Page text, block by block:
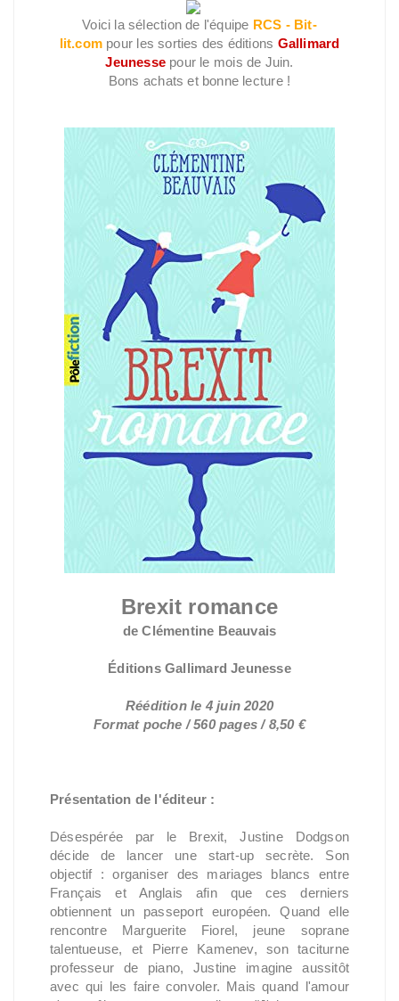
Voici la sélection de l'équipe RCS - Bit-
lit.com pour les sorties des éditions Gallimard
Jeunesse pour le mois de Juin.
Bons achats et bonne lecture !
Brexit romance
de Clémentine Beauvais
Éditions Gallimard Jeunesse
Réédition le 4 juin 2020
Format poche / 560 pages / 8,50 €
Présentation de l'éditeur :
Désespérée par le Brexit, Justine Dodgson
décide de lancer une start-up secrète. Son
objectif : organiser des mariages blancs entre
Français et Anglais afin que ces derniers
obtiennent un passeport européen. Quand elle
rencontre Marguerite Fiorel, jeune soprane
talentueuse, et Pierre Kamenev, son taciturne
professeur de piano, Justine imagine aussitôt
avec qui les faire convoler. Mais quand l'amour